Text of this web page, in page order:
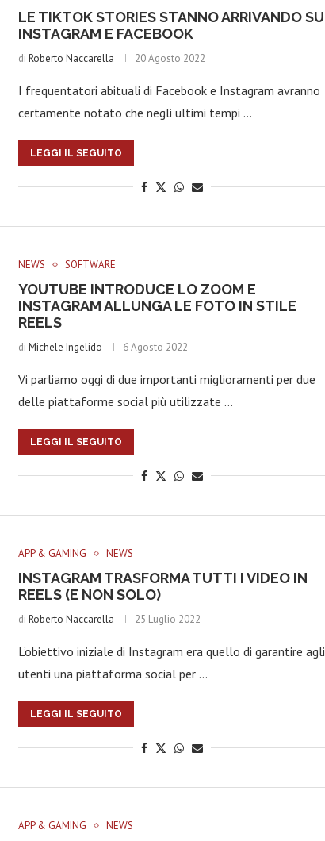
LE TIKTOK STORIES STANNO ARRIVANDO SU
INSTAGRAM E FACEBOOK
di Roberto Naccarella 20 Agosto 2022
I frequentatori abituali di Facebook e Instagram avranno
certamente notato che negli ultimi tempi …
LEGGI IL SEGUITO
NEWS SOFTWARE
YOUTUBE INTRODUCE LO ZOOM E
INSTAGRAM ALLUNGA LE FOTO IN STILE
REELS
di Michele Ingelido 6 Agosto 2022
Vi parliamo oggi di due importanti miglioramenti per due
delle piattaforme social più utilizzate …
LEGGI IL SEGUITO
APP & GAMING NEWS
INSTAGRAM TRASFORMA TUTTI I VIDEO IN
REELS (E NON SOLO)
di Roberto Naccarella 25 Luglio 2022
L’obiettivo iniziale di Instagram era quello di garantire agli
utenti una piattaforma social per …
LEGGI IL SEGUITO
APP & GAMING NEWS